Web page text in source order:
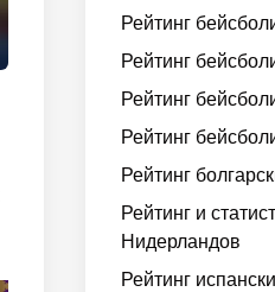
Рейтинг
Рейтинг
Рейтинг
Рейтинг
Рейтинг
Рейтинг и
Нидерландов
Рейтинг